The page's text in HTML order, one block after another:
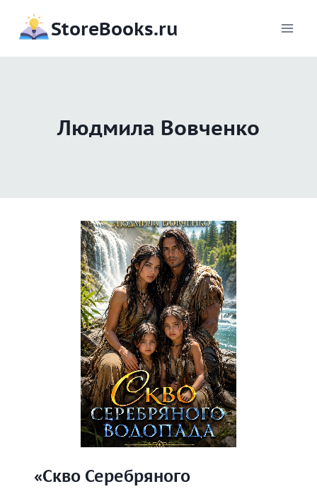
содержимому
StoreBooks.ru
Людмила Вовченко
«Скво Серебряного